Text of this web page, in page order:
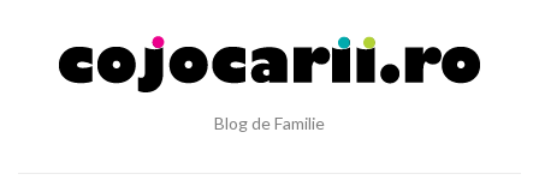
Blog de Familie